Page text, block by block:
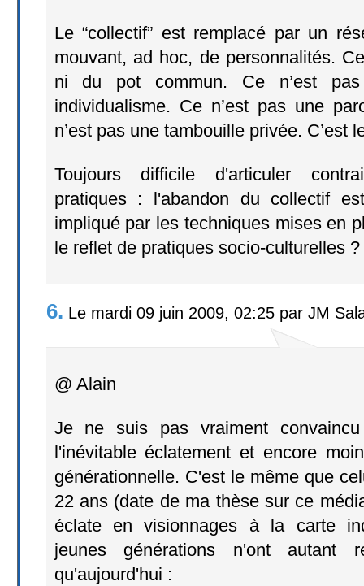
Le “collectif” est remplacé par un
mouvant, ad hoc, de personnalités.
ni du pot commun. Ce n’est
individualisme. Ce n’est pas une
n’est pas une tambouille privée. C’est
Toujours difficile d'articuler
pratiques : l'abandon du collectif
impliqué par les techniques mises en
le reflet de pratiques socio-culturelles ?
6. Le mardi 09 juin 2009, 02:25 par JM
@ Alain
Je ne suis pas vraiment
l'inévitable éclatement et encore
générationnelle. C'est le même que
22 ans (date de ma thèse sur ce
éclate en visionnages à la carte
jeunes générations n'ont autant
qu'aujourd'hui :